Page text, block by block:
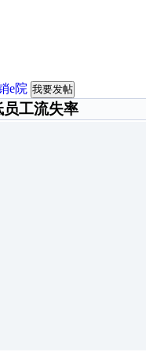
e院 我要发帖
工流失率